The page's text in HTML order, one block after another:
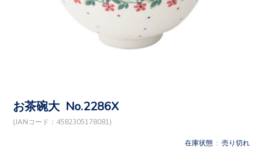
お茶碗大 No.2286X
(JANコード：4582305178081)
在庫状態 : 売り切れ